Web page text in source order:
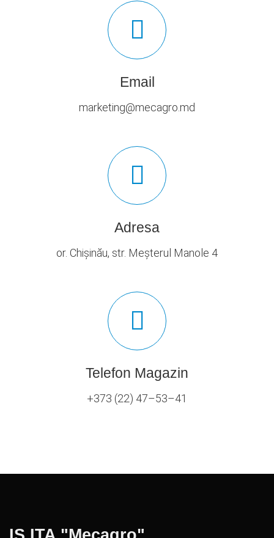
Email
marketing@mecagro.md
Adresa
or. Chișinău, str. Meșterul Manole 4
Telefon Magazin
+373 (22) 47–53–41